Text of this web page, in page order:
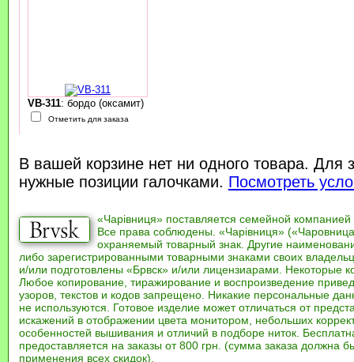
VB-311: бордо (оксамит)
Отметить для заказа
В вашей корзине нет ни одного товара. Для
нужные позиции галочками. Посмотреть
«Чарівниця» поставляется семейной компанией
Все права соблюдены. «Чарівниця»
охраняемый товарный знак. Другие
либо зарегистрированными товарными знаками своих
и/или подготовлены «Брвск» и/или лицензиарами. Некоторые
Любое копирование, тиражирование и воспроизведение
узоров, текстов и кодов запрещено. Никакие персональные
не используются. Готовое изделие может отличаться от
искажений в отображении цвета монитором, небольших
особенностей вышивания и отличий в подборе ниток.
предоставляется на заказы от 800 грн. (сумма заказа должна
применения всех скидок).